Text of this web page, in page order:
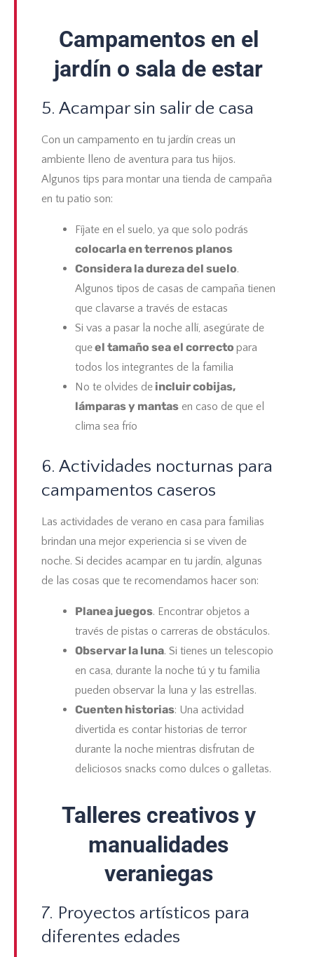
Campamentos en el
jardín o sala de estar
5. Acampar sin salir de casa
Con un campamento en tu jardín creas un
ambiente lleno de aventura para tus hijos.
Algunos tips para montar una tienda de campaña
en tu patio son:
Fíjate en el suelo, ya que solo podrás
colocarla en terrenos planos
Considera la dureza del suelo.
Algunos tipos de casas de campaña tienen
que clavarse a través de estacas
Si vas a pasar la noche allí, asegúrate de
queel tamaño sea el correcto para
todos los integrantes de la familia
No te olvides de incluir cobijas,
lámparas y mantas en caso de que el
clima sea frío
6. Actividades nocturnas para
campamentos caseros
Las actividades de verano en casa para familias
brindan una mejor experiencia si se viven de
noche. Si decides acampar en tu jardín, algunas
de las cosas que te recomendamos hacer son:
Planea juegos. Encontrar objetos a
través de pistas o carreras de obstáculos.
Observar la luna. Si tienes un telescopio
en casa, durante la noche tú y tu familia
pueden observar la luna y las estrellas.
Cuenten historias: Una actividad
divertida es contar historias de terror
durante la noche mientras disfrutan de
deliciosos snacks como dulces o galletas.
Talleres creativos y
manualidades
veraniegas
7. Proyectos artísticos para
diferentes edades